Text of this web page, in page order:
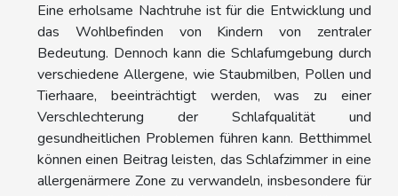
Eine erholsame Nachtruhe ist für die Entwicklung und
das Wohlbefinden von Kindern von zentraler
Bedeutung. Dennoch kann die Schlafumgebung durch
verschiedene Allergene, wie Staubmilben, Pollen und
Tierhaare, beeinträchtigt werden, was zu einer
Verschlechterung der Schlafqualität und
gesundheitlichen Problemen führen kann. Betthimmel
können einen Beitrag leisten, das Schlafzimmer in eine
allergenärmere Zone zu verwandeln, insbesondere für